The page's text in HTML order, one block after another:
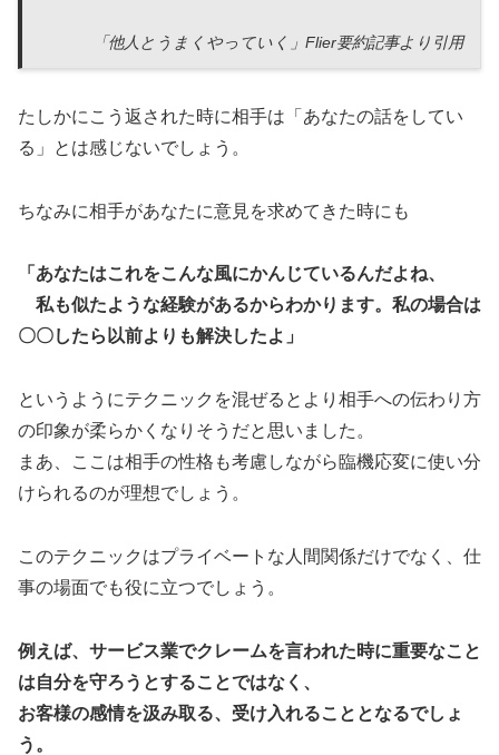
「他人とうまくやっていく」Flier要約記事より引用
たしかにこう返された時に相手は「あなたの話をしてい
る」とは感じないでしょう。
ちなみに相手があなたに意見を求めてきた時にも
「あなたはこれをこんな風にかんじているんだよね、
私も似たような経験があるからわかります。私の場合は
〇〇したら以前よりも解決したよ」
というようにテクニックを混ぜるとより相手への伝わり方
の印象が柔らかくなりそうだと思いました。
まあ、ここは相手の性格も考慮しながら臨機応変に使い分
けられるのが理想でしょう。
このテクニックはプライベートな人間関係だけでなく、仕
事の場面でも役に立つでしょう。
例えば、サービス業でクレームを言われた時に重要なこと
は自分を守ろうとすることではなく、
お客様の感情を汲み取る、受け入れることとなるでしょ
う。